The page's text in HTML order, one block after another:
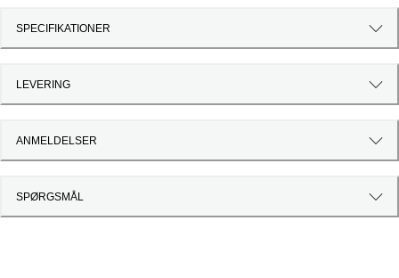
SPECIFIKATIONER
LEVERING
ANMELDELSER
SPØRGSMÅL